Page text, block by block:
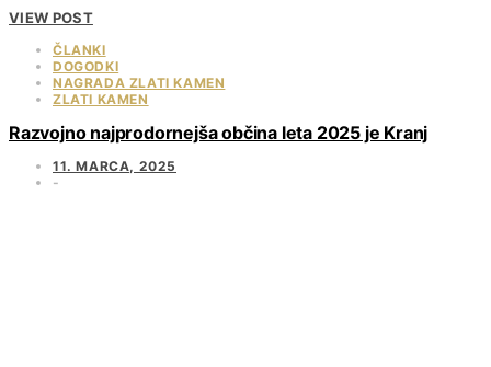
VIEW POST
ČLANKI
DOGODKI
NAGRADA ZLATI KAMEN
ZLATI KAMEN
Razvojno najprodornejša občina leta 2025 je Kranj
11. MARCA, 2025